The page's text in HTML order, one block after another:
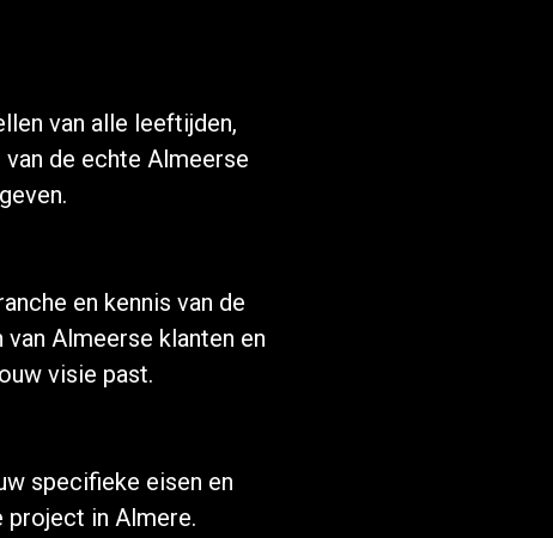
van alle leeftijden,
de echte Almeerse
en kennis van de
Almeerse klanten en
visie past.
specifieke eisen en
project in Almere.